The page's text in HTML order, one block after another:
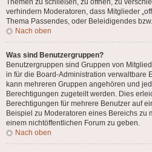
Themen zu schließen, zu öffnen, zu
verhindern Moderatoren, dass Mitglieder
Thema Passendes, oder Beleidigendes
Nach oben
Was sind Benutzergruppen?
Benutzergruppen sind Gruppen von
in für die Board-Administration verwaltbare
kann mehreren Gruppen angehören und
Berechtigungen zugeteilt werden. Dies
Berechtigungen für mehrere Benutzer auf
Beispiel zu Moderatoren eines Bereichs zu
einem nichtöffentlichen Forum zu geben.
Nach oben